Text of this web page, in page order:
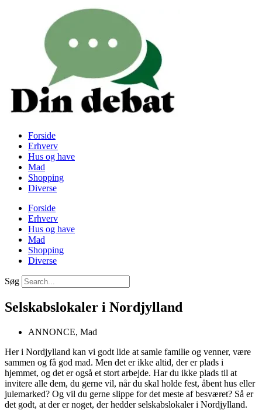
Forside
Erhverv
Hus og have
Mad
Shopping
Diverse
Forside
Erhverv
Hus og have
Mad
Shopping
Diverse
Søg
Selskabslokaler i Nordjylland
ANNONCE, Mad
Her i Nordjylland kan vi godt lide at samle familie og venner, være
sammen og få god mad. Men det er ikke altid, der er plads i
hjemmet, og det er også et stort arbejde. Har du ikke plads til at
invitere alle dem, du gerne vil, når du skal holde fest, åbent hus eller
julemarked? Og vil du gerne slippe for det meste af besværet? Så er
det godt, at der er noget, der hedder selskabslokaler i Nordjylland.